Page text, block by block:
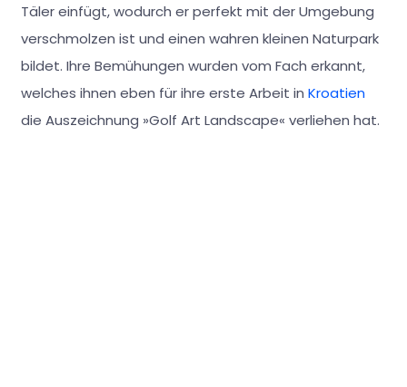
Täler einfügt, wodurch er perfekt mit der Umgebung
verschmolzen ist und einen wahren kleinen Naturpark
bildet. Ihre Bemühungen wurden vom Fach erkannt,
welches ihnen eben für ihre erste Arbeit in Kroatien
die Auszeichnung »Golf Art Landscape« verliehen hat.